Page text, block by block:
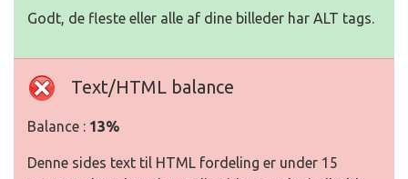
Godt, de fleste eller alle af dine billeder har ALT tags.
Text/HTML balance
Balance : 13%
Denne sides text til HTML fordeling er under 15